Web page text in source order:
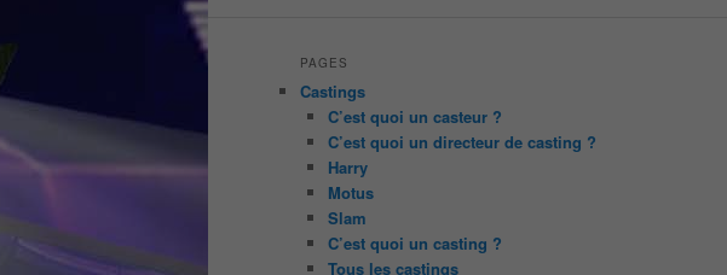
PAGES
Castings
C’est quoi un casteur ?
C’est quoi un directeur de casting ?
Harry
Motus
Slam
C’est quoi un casting ?
Tous les castings